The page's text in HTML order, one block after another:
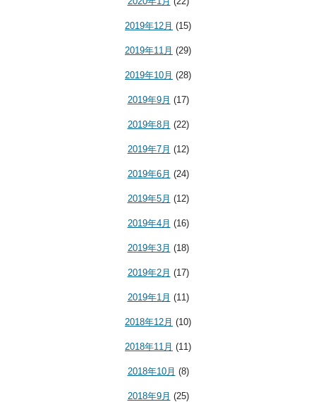
2019年12月 (15)
2019年11月 (29)
2019年10月 (28)
2019年9月 (17)
2019年8月 (22)
2019年7月 (12)
2019年6月 (24)
2019年5月 (12)
2019年4月 (16)
2019年3月 (18)
2019年2月 (17)
2019年1月 (11)
2018年12月 (10)
2018年11月 (11)
2018年10月 (8)
2018年9月 (25)